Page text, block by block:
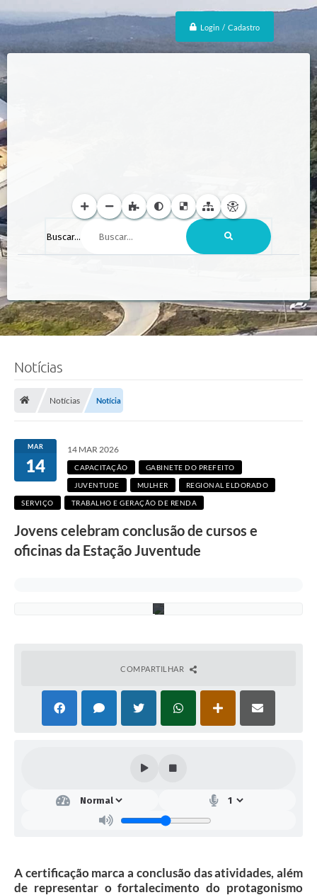
Login / Cadastro
Buscar...
Notícias
Notícias Notícia
MAR
14
14 MAR 2026
CAPACITAÇÃO GABINETE DO PREFEITO
JUVENTUDE MULHER REGIONAL ELDORADO
SERVIÇO TRABALHO E GERAÇÃO DE RENDA
Jovens celebram conclusão de cursos e
oficinas da Estação Juventude
c
a
r
d
o
i
a
COMPARTILHAR
A certificação marca a conclusão das atividades, além
de representar o fortalecimento do protagonismo